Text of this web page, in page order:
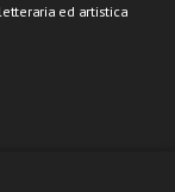
ed artistica